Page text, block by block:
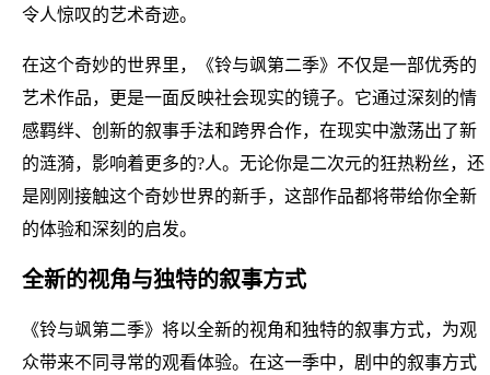
令人惊叹的艺术奇迹。
在这个奇妙的世界里，《铃与飒第二季》不仅是一部优秀的
艺术作品，更是一面反映社会现实的镜子。它通过深刻的情
感羁绊、创新的叙事手法和跨界合作，在现实中激荡出了新
的涟漪，影响着更多的?人。无论你是二次元的狂热粉丝，还
是刚刚接触这个奇妙世界的新手，这部作品都将带给你全新
的体验和深刻的启发。
全新的视角与独特的叙事方式
《铃与飒第二季》将以全新的视角和独特的叙事方式，为观
众带来不同寻常的观看体验。在这一季中，剧中的叙事方式